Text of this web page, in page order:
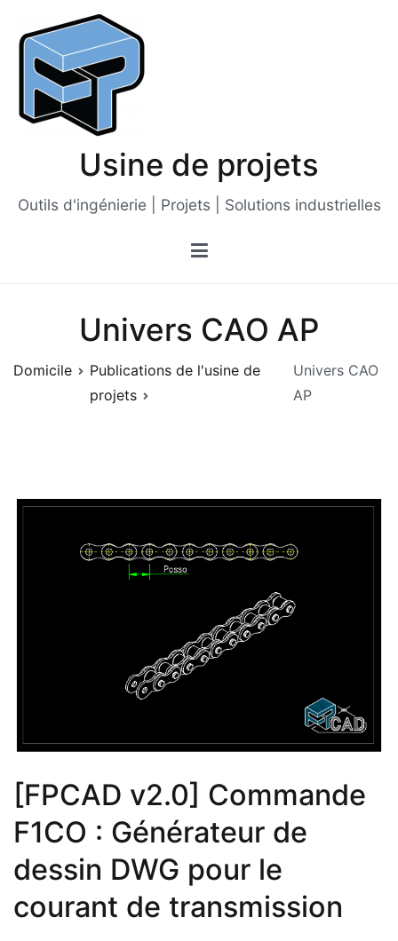
contenu
Usine de projets
Outils d'ingénierie | Projets | Solutions industrielles
Univers CAO AP
Domicile
Publications de l'usine de
projets
Univers CAO
AP
[FPCAD v2.0] Commande
F1CO : Générateur de
dessin DWG pour le
courant de transmission